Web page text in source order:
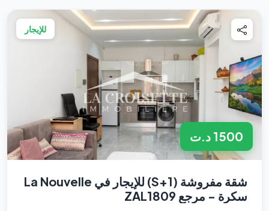
للإيجار
1500 د.ت
شقة مفروشة (S+1) للإيجار في La Nouvelle
سكرة - مرجع ZAL1809